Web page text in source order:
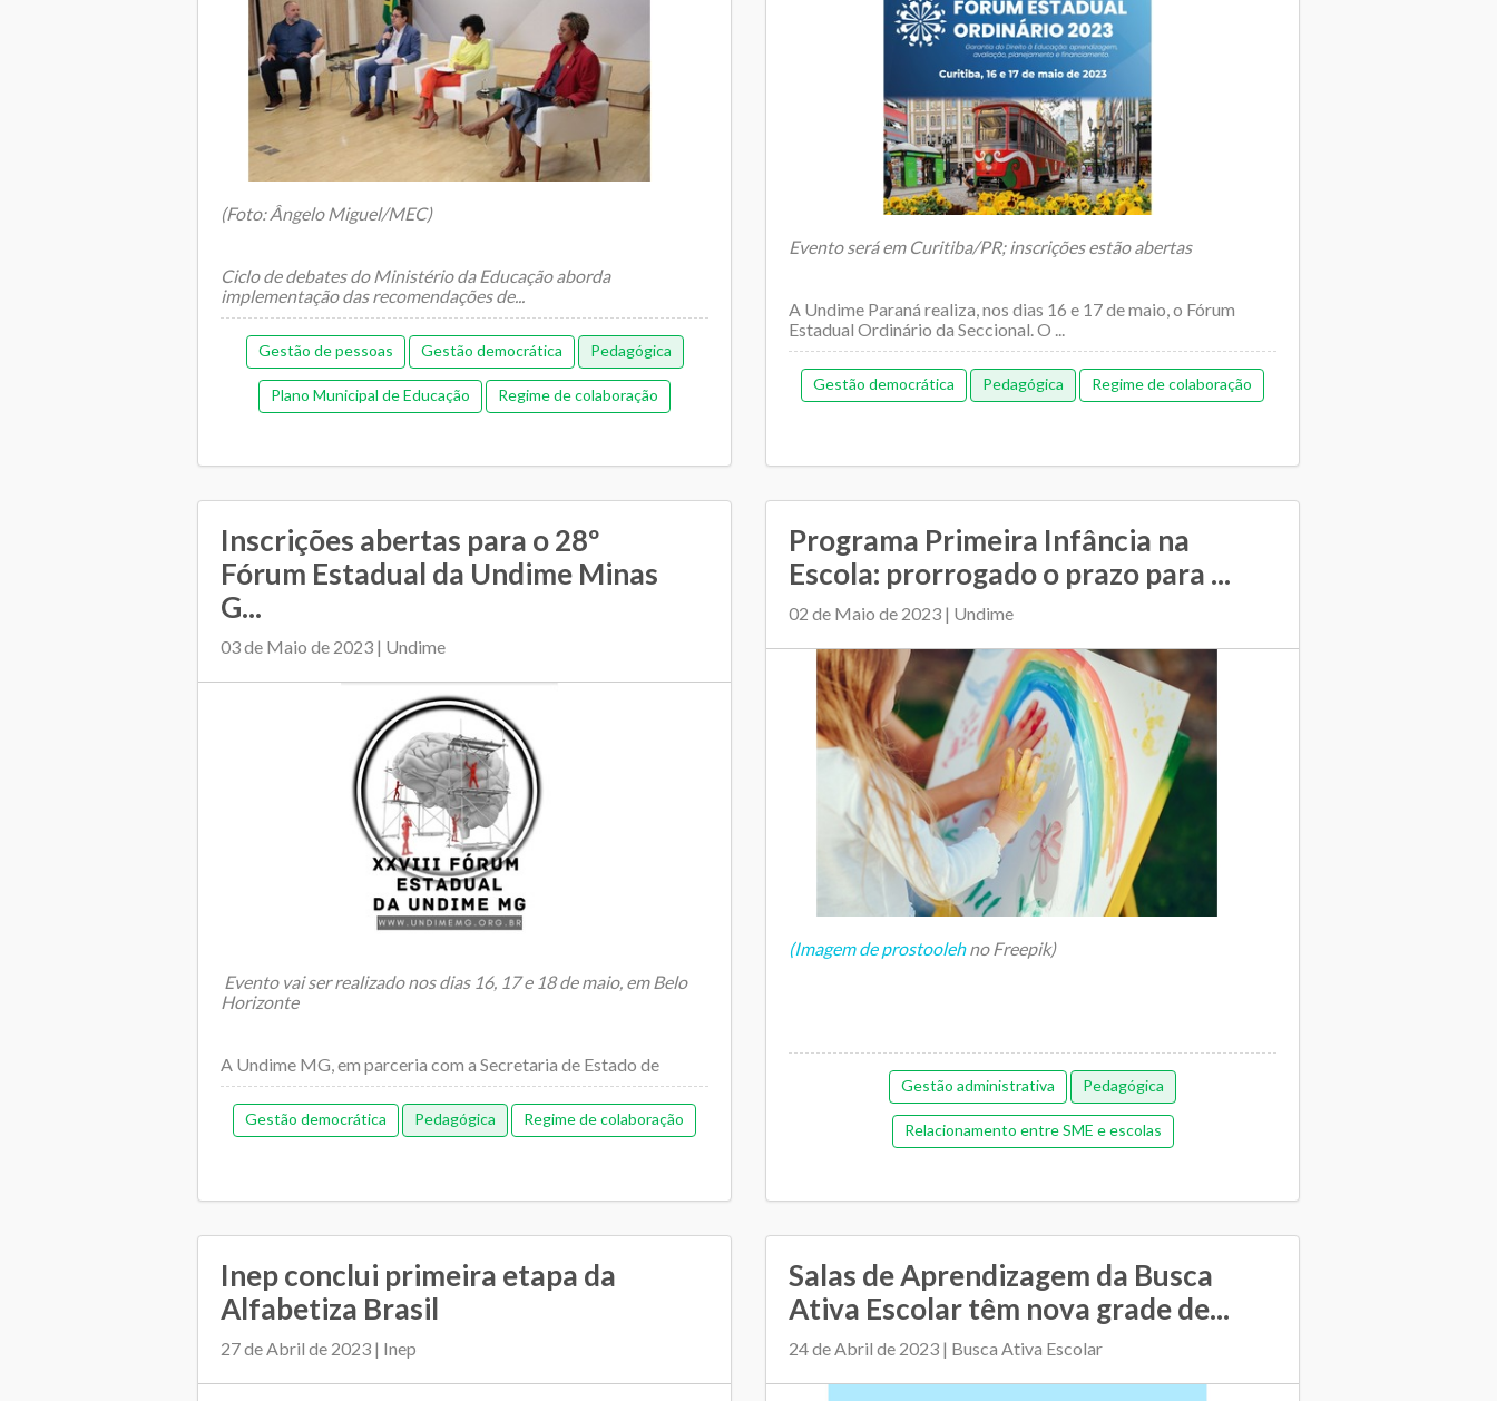
(Foto: Ângelo Miguel/MEC)
Ciclo de debates do Ministério da Educação aborda
implementação das recomendações de...
Gestão de pessoas Gestão democrática Pedagógica
Plano Municipal de Educação Regime de colaboração
Evento será em Curitiba/PR; inscrições estão abertas
A Undime Paraná realiza, nos dias 16 e 17 de maio, o Fórum
Estadual Ordinário da Seccional. O ...
Gestão democrática Pedagógica Regime de colaboração
Inscrições abertas para o 28º
Fórum Estadual da Undime Minas
G...
03 de Maio de 2023 | Undime
Evento vai ser realizado nos dias 16, 17 e 18 de maio, em Belo
Horizonte
A Undime MG, em parceria com a Secretaria de Estado de
Educação do Estado, ...
Gestão democrática Pedagógica Regime de colaboração
Programa Primeira Infância na
Escola: prorrogado o prazo para ...
02 de Maio de 2023 | Undime
(Imagem de prostoolehno Freepik)
Gestão administrativa Pedagógica
Relacionamento entre SME e escolas
Inep conclui primeira etapa da
Alfabetiza Brasil
27 de Abril de 2023 | Inep
Salas de Aprendizagem da Busca
Ativa Escolar têm nova grade de...
24 de Abril de 2023 | Busca Ativa Escolar